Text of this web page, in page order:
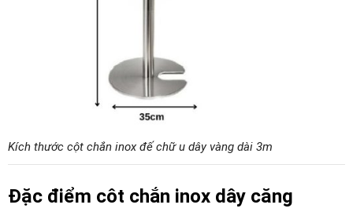
Kích thước cột chắn inox đế chữ u dây vàng dài 3m
Đặc điểm côt chắn inox dây căng